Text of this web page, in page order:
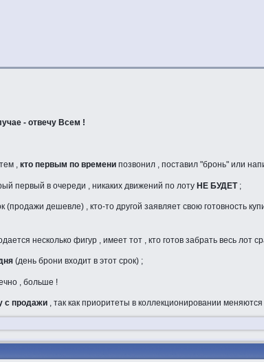
- отвечу Всем !
, кто первым по времени позвонил , поставил "бронь" или
первый в очереди , никаких движений по лоту НЕ БУДЕТ;
(продажи дешевле) , кто-то другой заявляет свою готовность
несколько фигур , имеет тот , кто готов забрать весь лот
(день брони входит в этот срок) ;
, больше !
с продажи, так как приоритеты в коллекционировании